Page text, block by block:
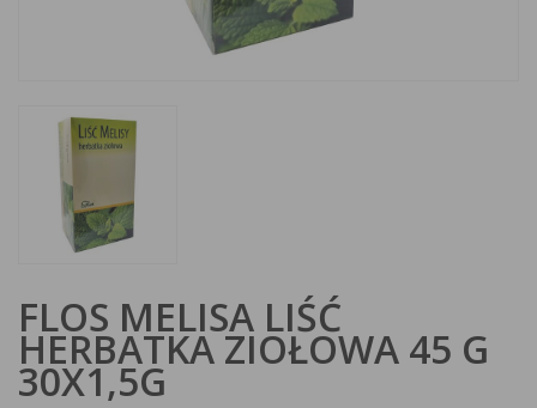
FLOS MELISA LIŚĆ
HERBATKA ZIOŁOWA 45 G
30X1,5G